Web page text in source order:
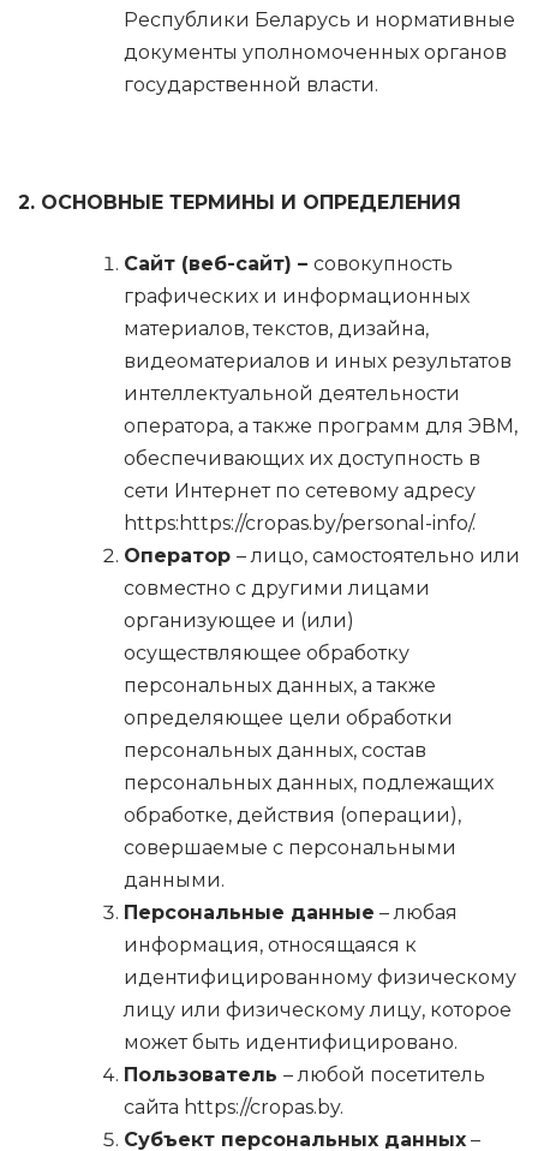
Республики Беларусь и нормативные
документы уполномоченных органов
государственной власти.
2. ОСНОВНЫЕ ТЕРМИНЫ И ОПРЕДЕЛЕНИЯ
Сайт (веб-сайт) – совокупность
графических и информационных
материалов, текстов, дизайна,
видеоматериалов и иных результатов
интеллектуальной деятельности
оператора, а также программ для ЭВМ,
обеспечивающих их доступность в
сети Интернет по сетевому адресу
https:https://cropas.by/personal-info/.
Оператор – лицо, самостоятельно или
совместно с другими лицами
организующее и (или)
осуществляющее обработку
персональных данных, а также
определяющее цели обработки
персональных данных, состав
персональных данных, подлежащих
обработке, действия (операции),
совершаемые с персональными
данными.
Персональные данные – любая
информация, относящаяся к
идентифицированному физическому
лицу или физическому лицу, которое
может быть идентифицировано.
Пользователь – любой посетитель
сайта https://cropas.by.
Субъект персональных данных –